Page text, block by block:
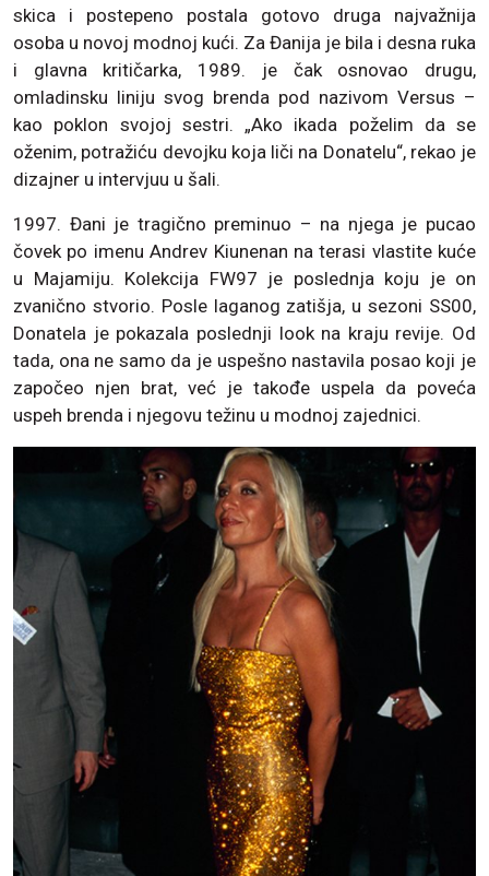
skica i postepeno postala gotovo druga najvažnija
osoba u novoj modnoj kući. Za Đanija je bila i desna ruka
i glavna kritičarka, 1989. je čak osnovao drugu,
omladinsku liniju svog brenda pod nazivom Versus –
kao poklon svojoj sestri. „Ako ikada poželim da se
oženim, potražiću devojku koja liči na Donatelu“, rekao je
dizajner u intervjuu u šali.
1997. Đani je tragično preminuo – na njega je pucao
čovek po imenu Andrev Kiunenan na terasi vlastite kuće
u Majamiju. Kolekcija FW97 je poslednja koju je on
zvanično stvorio. Posle laganog zatišja, u sezoni SS00,
Donatela je pokazala poslednji look na kraju revije. Od
tada, ona ne samo da je uspešno nastavila posao koji je
započeo njen brat, već je takođe uspela da poveća
uspeh brenda i njegovu težinu u modnoj zajednici.